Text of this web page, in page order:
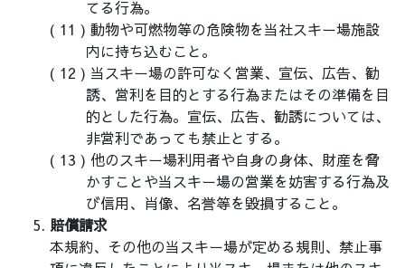
てる行為。
動物や可燃物等の危険物を当社スキー場施設
内に持ち込むこと。
当スキー場の許可なく営業、宣伝、広告、勧
誘、営利を目的とする行為またはその準備を目
的とした行為。宣伝、広告、勧誘については、
非営利であっても禁止とする。
他のスキー場利用者や自身の身体、財産を脅
かすことや当スキー場の営業を妨害する行為及
び信用、肖像、名誉等を毀損すること。
賠償請求
本規約、その他の当スキー場が定める規則、禁止事